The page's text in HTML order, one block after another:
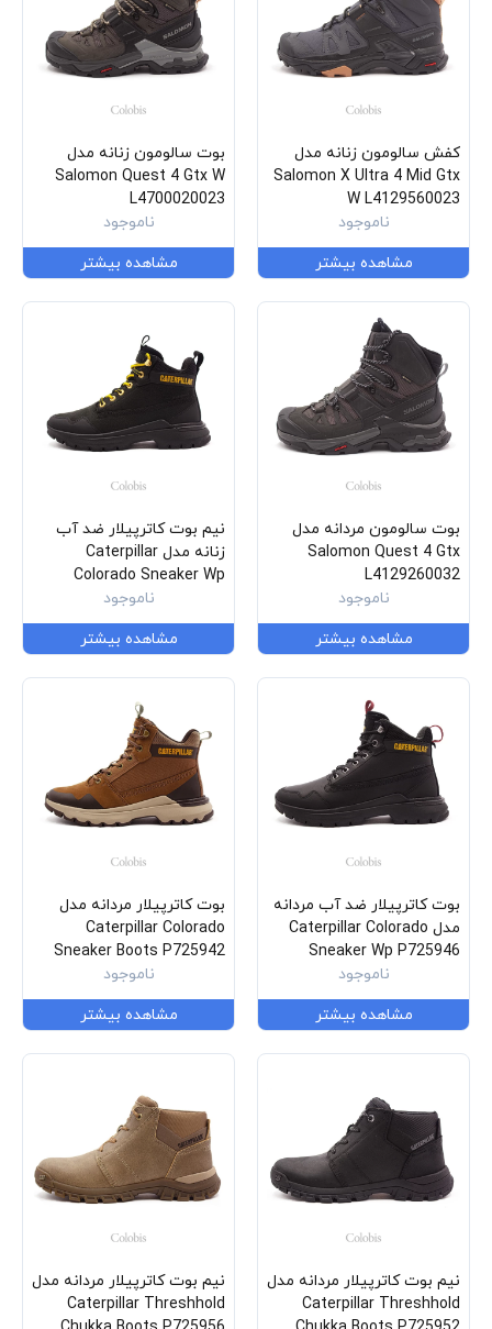
کفش سالومون زنانه مدل
Salomon X Ultra 4 Mid Gtx
W L4129560023
ناموجود
مشاهده بیشتر
بوت سالومون زنانه مدل
Salomon Quest 4 Gtx W
L4700020023
ناموجود
مشاهده بیشتر
بوت سالومون مردانه مدل
Salomon Quest 4 Gtx
L4129260032
ناموجود
مشاهده بیشتر
نیم بوت کاترپیلار ضد آب
زنانه مدل Caterpillar
Colorado Sneaker Wp
ناموجود
مشاهده بیشتر
بوت کاترپیلار ضد آب مردانه
مدل Caterpillar Colorado
Sneaker Wp P725946
ناموجود
مشاهده بیشتر
بوت کاترپیلار مردانه مدل
Caterpillar Colorado
Sneaker Boots P725942
ناموجود
مشاهده بیشتر
نیم بوت کاترپیلار مردانه مدل
Caterpillar Threshhold
نیم بوت کاترپیلار مردانه مدل
Caterpillar Threshhold